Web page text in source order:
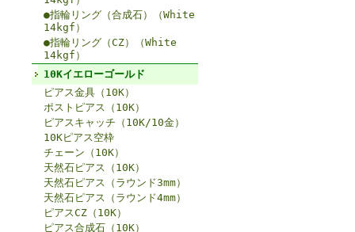
●指輪リング（合成石）（White
14kgf）
●指輪リング（CZ）（White
14kgf）
10Kイエローゴールド
ピアス金具（10K）
ポストピアス（10K）
ピアスキャッチ（10K/10金）
10Kピアス空枠
チェーン（10K）
天然石ピアス（10K）
天然石ピアス（ラウンド3mm）
天然石ピアス（ラウンド4mm）
ピアスCZ（10K）
ピアス合成石（10K）